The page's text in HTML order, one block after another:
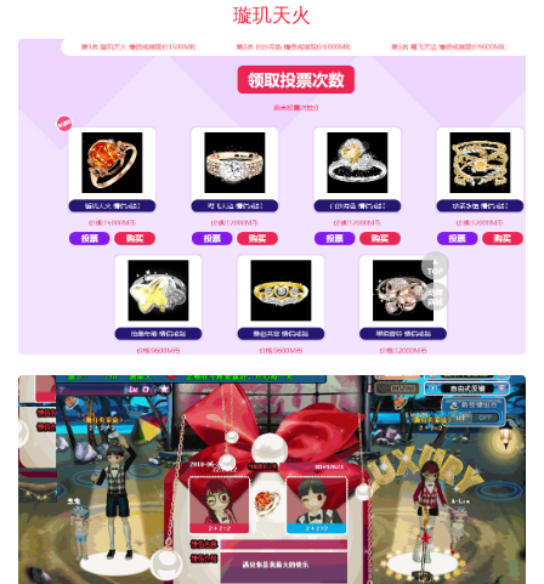
璇玑天火